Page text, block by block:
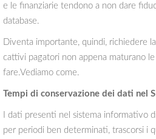
e le finanziarie tendono a non dare
database.
Diventa importante, quindi, richiedere
cattivi pagatori non appena maturano
fare.Vediamo come.
Tempi di conservazione dei dati nel
I dati presenti nel sistema informativo di
per periodi ben determinati, trascorsi i